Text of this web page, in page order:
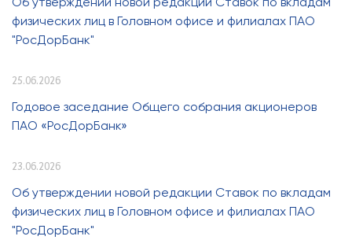
физических лиц в Головном офисе и филиалах ПАО
"РосДорБанк"
25.06.2026
Годовое заседание Общего собрания акционеров
ПАО «РосДорБанк»
23.06.2026
Об утверждении новой редакции Ставок по вкладам
физических лиц в Головном офисе и филиалах ПАО
"РосДорБанк"